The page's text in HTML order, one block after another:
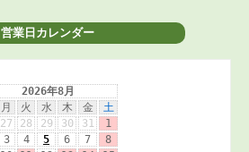
営業日カレンダー